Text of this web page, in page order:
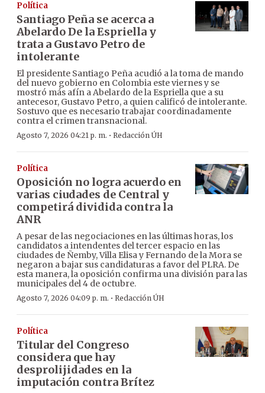
Política
Santiago Peña se acerca a
Abelardo De la Espriella y
trata a Gustavo Petro de
intolerante
El presidente Santiago Peña acudió a la toma de mando
del nuevo gobierno en Colombia este viernes y se
mostró más afín a Abelardo de la Espriella que a su
antecesor, Gustavo Petro, a quien calificó de intolerante.
Sostuvo que es necesario trabajar coordinadamente
contra el crimen transnacional.
Agosto 7, 2026 04:21 p. m. · Redacción ÚH
Política
Oposición no logra acuerdo en
varias ciudades de Central y
competirá dividida contra la
ANR
A pesar de las negociaciones en las últimas horas, los
candidatos a intendentes del tercer espacio en las
ciudades de Ñemby, Villa Elisa y Fernando de la Mora se
negaron a bajar sus candidaturas a favor del PLRA. De
esta manera, la oposición confirma una división para las
municipales del 4 de octubre.
Agosto 7, 2026 04:09 p. m. · Redacción ÚH
Política
Titular del Congreso
considera que hay
desprolijidades en la
imputación contra Brítez